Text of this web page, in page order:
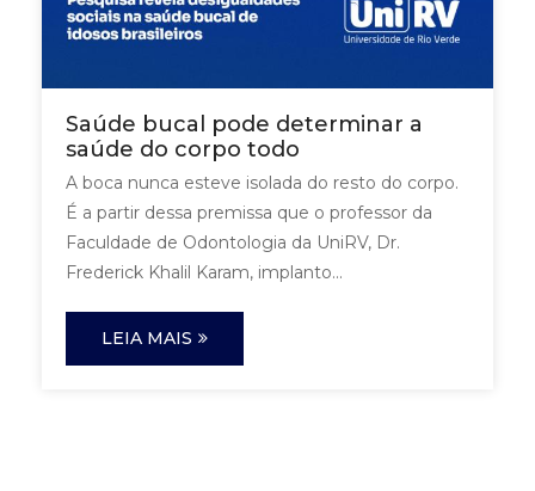
Saúde bucal pode determinar a
saúde do corpo todo
A boca nunca esteve isolada do resto do corpo.
É a partir dessa premissa que o professor da
Faculdade de Odontologia da UniRV, Dr.
Frederick Khalil Karam, implanto...
LEIA MAIS